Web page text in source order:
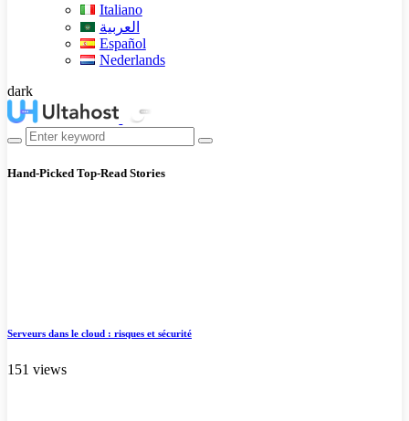
Italiano
العربية
Español
Nederlands
dark
Hand-Picked Top-Read Stories
Serveurs dans le cloud : risques et sécurité
151 views